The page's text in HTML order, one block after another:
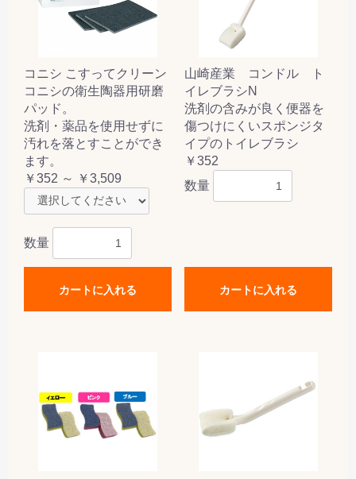
コニシ こすってクリーン
コニシの衛生陶器用研磨
パッド。
洗剤・薬品を使用せずに
汚れを落とすことができ
ます。
￥352 ～ ￥3,509
数量
カートに入れる
山崎産業 コンドル ト
イレブラシN
洗剤の含みが良く便器を
傷つけにくいスポンジタ
イプのトイレブラシ
￥352
数量
カートに入れる